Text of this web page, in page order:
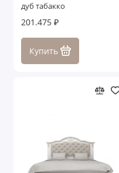
дуб табакко
201.475 ₽
Купить